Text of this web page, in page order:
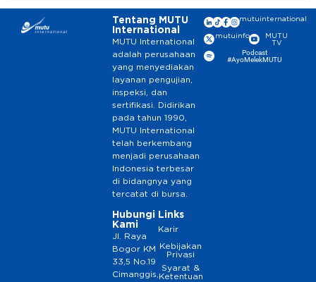
Tentang MUTU
International
MUTU International
adalah perusahaan
yang menyediakan
layanan pengujian,
inspeksi, dan
sertifikasi. Didirikan
pada tahun 1990,
MUTU International
telah berkembang
menjadi perusahaan
Indonesia terbesar
di bidangnya yang
tercatat di bursa.
Hubungi
Kami
Jl. Raya
Bogor KM
33,5 No.19
Cimanggis,
Links
Karir
Kebijakan
Privasi
Syarat &
Ketentuan
mutuinternational
mutuinfo
MUTU
TV
Podcast
#AyoMelekMUTU